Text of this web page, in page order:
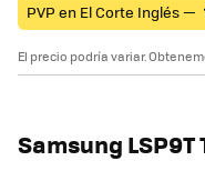
PVP en El Corte Inglés —
El precio podría variar.
Samsung